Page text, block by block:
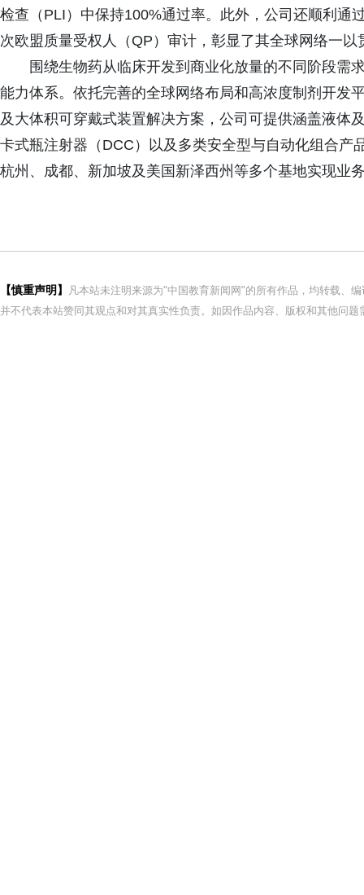
检查（PLI）中保持100%通过率。此外，公司还顺利通
次欧盟质量受权人（QP）审计，彰显了其全球网络一
围绕生物药从临床开发到商业化放量的不同阶段需
能力体系。依托完善的全球网络布局和高浓度制剂开
及大体积可穿戴式装置解决方案，公司可提供涵盖液体
卡式瓶注射器（DCC）以及多类安全型与自动化组合产
杭州、成都、新加坡及美国新泽西州等多个基地实现业
【慎重声明】
凡本站未注明来源为"中国教育新闻网"的所有作品，均转载、
并不代表本站赞同其观点和对其真实性负责。如因作品内容、版权和其他问